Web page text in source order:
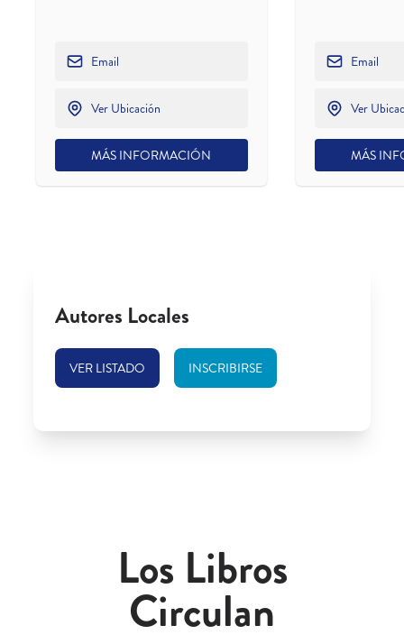
Email
Ver Ubicación
MÁS INFORMACIÓN
Email
Ver
MÁS
Autores Locales
VER LISTADO INSCRIBIRSE
Los Libros
Circulan